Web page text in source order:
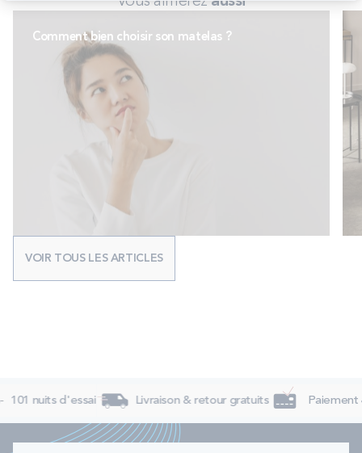
Comment bien choisir son matelas ?
VOIR TOUS LES ARTICLES
101 nuits d'essai Livraison & retour gratuits Paiement